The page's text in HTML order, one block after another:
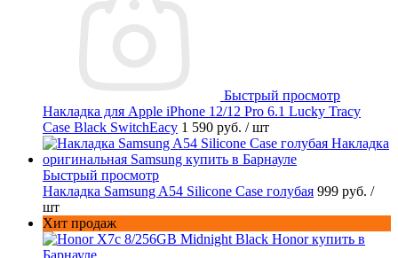
Быстрый просмотр
Накладка для Apple iPhone 12/12 Pro 6.1 Lucky Tracy
Case Black SwitchEacy 1 590 руб. / шт
Быстрый просмотр
Накладка Samsung A54 Silicone Case голубая 999 руб. /
шт
Хит продаж